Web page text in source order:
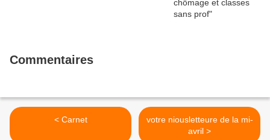
Commentaires
< Carnet
votre niousletteure de la mi-
avril >